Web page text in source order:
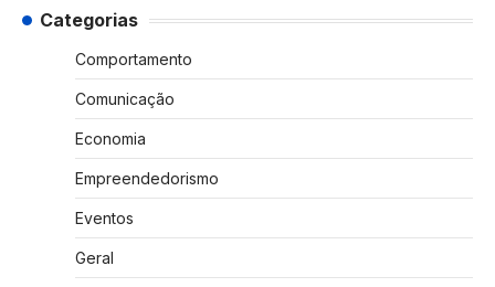
Categorias
Comportamento
Comunicação
Economia
Empreendedorismo
Eventos
Geral